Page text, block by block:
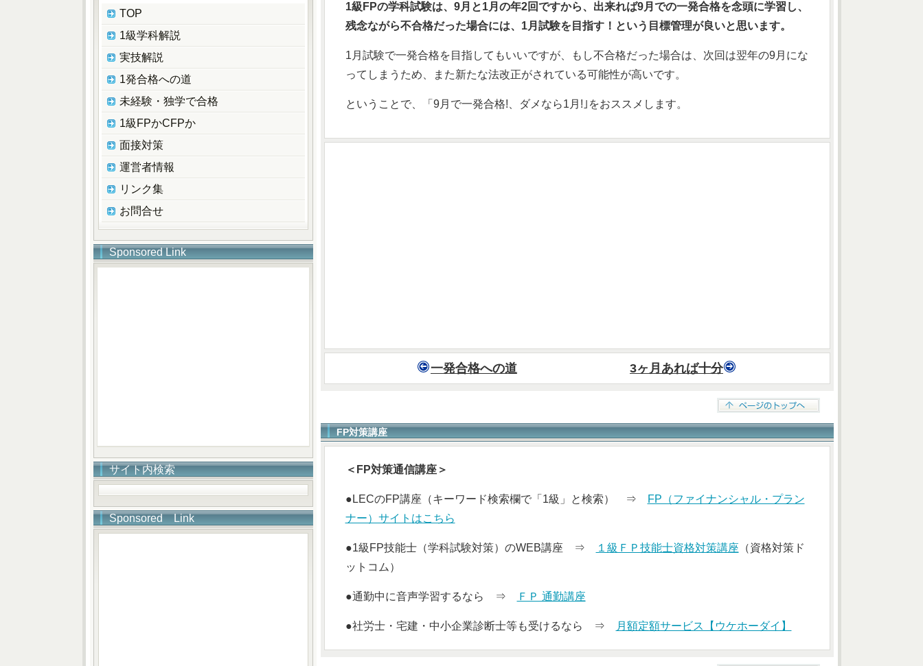
1級FPの学科試験は、9月と1月の年2回ですから、出来れば9月での一発合格を念頭に学習し、
残念ながら不合格だった場合には、1月試験を目指す！という目標管理が良いと思います。
1月試験で一発合格を目指してもいいですが、もし不合格だった場合は、次回は翌年の9月にな
ってしまうため、また新たな法改正がされている可能性が高いです。
ということで、「9月で一発合格!、ダメなら1月!｣をおススメします。
一発合格への道 3ヶ月あれば十分
FP対策講座
＜FP対策通信講座＞
●LECのFP講座（キーワード検索欄で「1級」と検索） ⇒
FP（ファイナンシャル・プラン
ナー）サイトはこちら
●1級FP技能士（学科試験対策）のWEB講座 ⇒ １級ＦＰ技能士資格対策講座 （資格対策ド
ットコム）
●通勤中に音声学習するなら ⇒ ＦＰ 通勤講座
●社労士・宅建・中小企業診断士等も受けるなら ⇒ 月額定額サービス【ウケホーダイ】
TOP
1級学科解説
実技解説
1発合格への道
未経験・独学で合格
1級FPかCFPか
面接対策
運営者情報
リンク集
お問合せ
Sponsored Link
サイト内検索
Sponsored Link